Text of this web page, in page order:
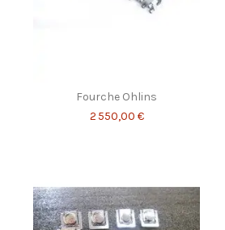
Fourche Ohlins
2 550,00 €